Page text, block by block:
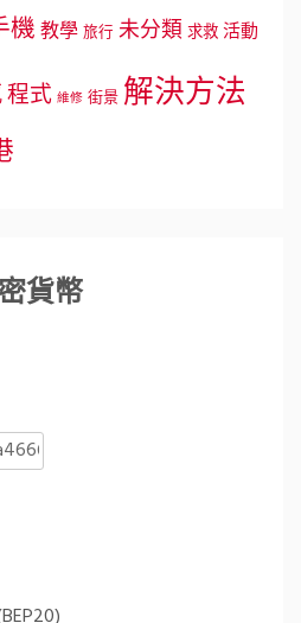
機教學 旅行 未分類求救活動
程式 維修 街景 解決方法
貨幣